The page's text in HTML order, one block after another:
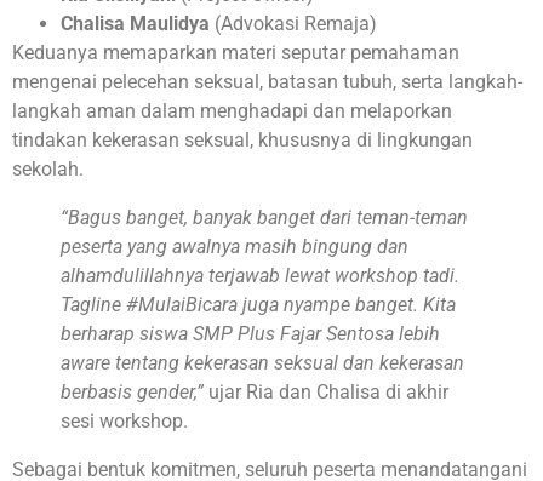
Chalisa Maulidya (Advokasi Remaja)
Keduanya memaparkan materi seputar pemahaman
mengenai pelecehan seksual, batasan tubuh, serta langkah-
langkah aman dalam menghadapi dan melaporkan
tindakan kekerasan seksual, khususnya di lingkungan
sekolah.
“Bagus banget, banyak banget dari teman-teman
peserta yang awalnya masih bingung dan
alhamdulillahnya terjawab lewat workshop tadi.
Tagline #MulaiBicara juga nyampe banget. Kita
berharap siswa SMP Plus Fajar Sentosa lebih
aware tentang kekerasan seksual dan kekerasan
berbasis gender,” ujar Ria dan Chalisa di akhir
sesi workshop.
Sebagai bentuk komitmen, seluruh peserta menandatangani